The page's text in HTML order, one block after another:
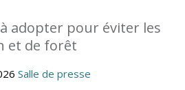
adopter pour éviter les
et de forêt
Salle de presse